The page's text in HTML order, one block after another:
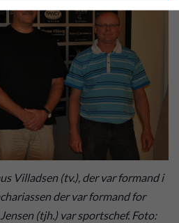
Villadsen (tv.), der var formand i
der var formand for
(tjh.) var sportschef. Foto: